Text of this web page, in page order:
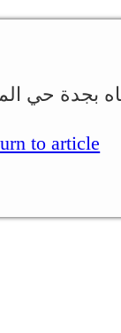
المروه
Return to